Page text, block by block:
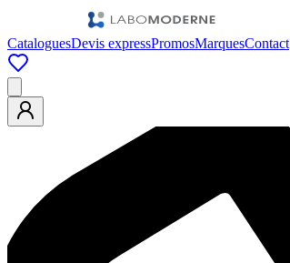
CataloguesDevis expressPromosMarquesContact